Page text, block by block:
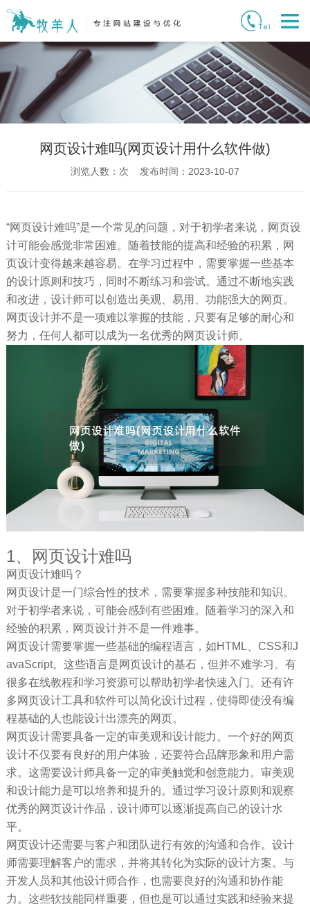
网页设计难吗(网页设计用什么软件做)
浏览人数： 次 发布时间：2023-10-07
“网页设计难吗”是一个常见的问题，对于初学者来说，网页设
计可能会感觉非常困难。随着技能的提高和经验的积累，网
页设计变得越来越容易。在学习过程中，需要掌握一些基本
的设计原则和技巧，同时不断练习和尝试。通过不断地实践
和改进，设计师可以创造出美观、易用、功能强大的网页。
网页设计并不是一项难以掌握的技能，只要有足够的耐心和
努力，任何人都可以成为一名优秀的网页设计师。
1、网页设计难吗
网页设计难吗？
网页设计是一门综合性的技术，需要掌握多种技能和知识。
对于初学者来说，可能会感到有些困难。随着学习的深入和
经验的积累，网页设计并不是一件难事。
网页设计需要掌握一些基础的编程语言，如HTML、CSS和J
avaScript。这些语言是网页设计的基石，但并不难学习。有
很多在线教程和学习资源可以帮助初学者快速入门。还有许
多网页设计工具和软件可以简化设计过程，使得即使没有编
程基础的人也能设计出漂亮的网页。
网页设计需要具备一定的审美观和设计能力。一个好的网页
设计不仅要有良好的用户体验，还要符合品牌形象和用户需
求。这需要设计师具备一定的审美触觉和创意能力。审美观
和设计能力是可以培养和提升的。通过学习设计原则和观察
优秀的网页设计作品，设计师可以逐渐提高自己的设计水
平。
网页设计还需要与客户和团队进行有效的沟通和合作。设计
师需要理解客户的需求，并将其转化为实际的设计方案。与
开发人员和其他设计师合作，也需要良好的沟通和协作能
力。这些软技能同样重要，但也是可以通过实践和经验来提